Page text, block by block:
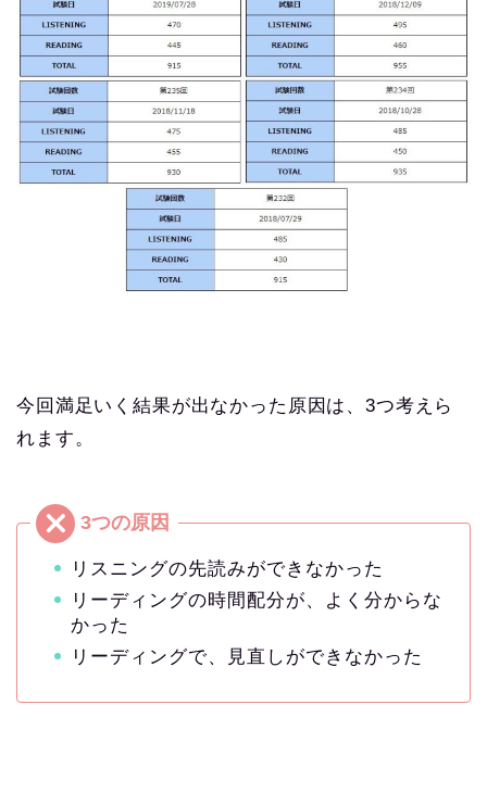
今回満足いく結果が出なかった原因は、3つ考えら
れます。
リスニングの先読みができなかった
リーディングの時間配分が、よく分からな
かった
リーディングで、見直しができなかった